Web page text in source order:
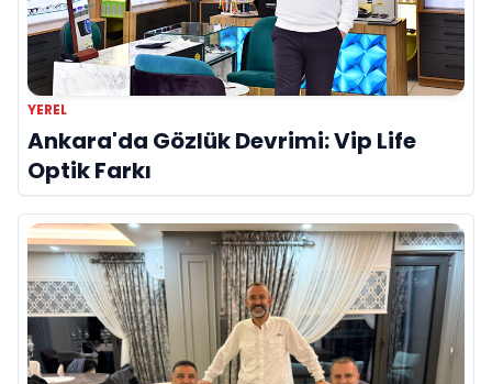
YEREL
Ankara'da Gözlük Devrimi: Vip Life
Optik Farkı